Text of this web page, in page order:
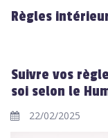
Règles
Suivre vos
soi selon le
22/02/2025